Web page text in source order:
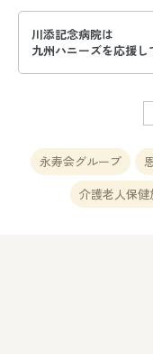
川添記念病院は
九州ハニーズを応援し
永寿会グループ
介護老人保健